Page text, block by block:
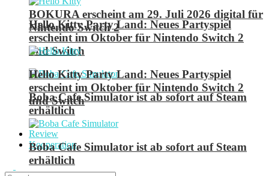
Hello Kitty Party Land: Neues Partyspiel
erscheint im Oktober für Nintendo Switch 2
und Switch
Boba Cafe Simulator ist ab sofort auf Steam
erhältlich
Review
Kooperation
BOKURA erscheint am 29. Juli 2026 digital für
Nintendo Switch 2
Hello Kitty Party Land: Neues Partyspiel
erscheint im Oktober für Nintendo Switch 2
und Switch
Boba Cafe Simulator ist ab sofort auf Steam
erhältlich